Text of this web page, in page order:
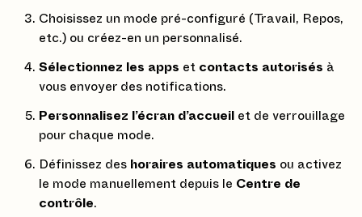
Choisissez un mode pré-configuré (Travail, Repos,
etc.) ou créez-en un personnalisé.
Sélectionnez les apps et contacts autorisés à
vous envoyer des notifications.
Personnalisez l’écran d’accueil et de verrouillage
pour chaque mode.
Définissez des horaires automatiques ou activez
le mode manuellement depuis le Centre de
contrôle.